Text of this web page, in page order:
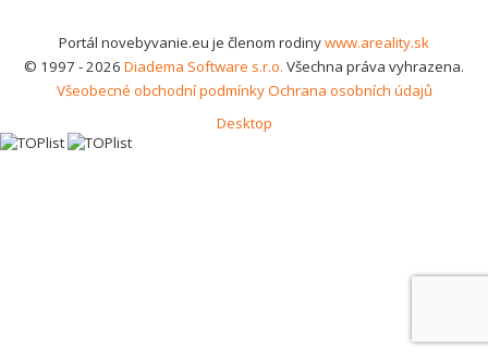
Portál novebyvanie.eu je členom rodinywww.areality.sk
© 1997 - 2026 Diadema Software s.r.o. Všechna práva vyhrazena.
Všeobecné obchodní podmínkyOchrana osobních údajů
Desktop